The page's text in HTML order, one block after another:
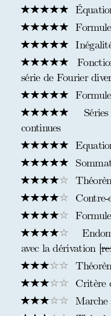
série de Fourier
continues
avec la dérivation [
Critère